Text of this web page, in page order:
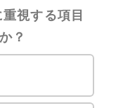
視する項目
？